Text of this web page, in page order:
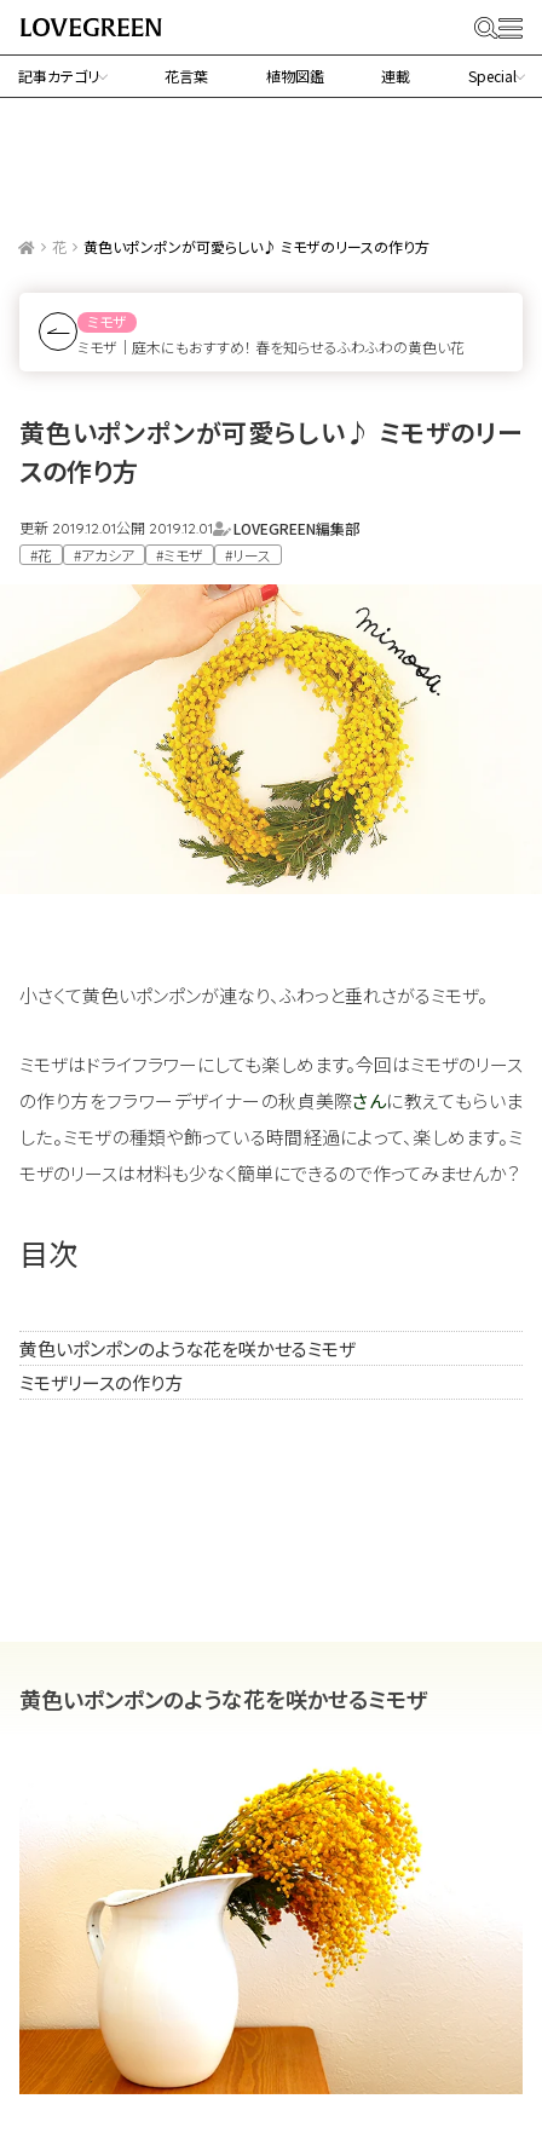
記事カテゴリ 花言葉 植物図鑑 連載 Special
花 黄色いポンポンが可愛らしい♪ ミモザのリースの作り方
ミモザ
ミモザ｜庭木にもおすすめ！ 春を知らせるふわふわの黄色い花
黄色いポンポンが可愛らしい♪ ミモザのリー
スの作り方
更新 2019.12.01公開 2019.12.01
LOVEGREEN編集部
#花
#アカシア #ミモザ #リース
小さくて黄色いポンポンが連なり、ふわっと垂れさがるミモザ。
ミモザはドライフラワーにしても楽しめます。今回はミモザのリース
の作り方をフラワーデザイナーの秋貞美際さんに教えてもらいま
した。ミモザの種類や飾っている時間経過によって、楽しめます。ミ
モザのリースは材料も少なく簡単にできるので作ってみませんか？
目次
黄色いポンポンのような花を咲かせるミモザ
ミモザリースの作り方
黄色いポンポンのような花を咲かせるミモザ